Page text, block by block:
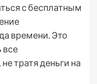
с бесплатным
времени. Это
все
тратя деньги на